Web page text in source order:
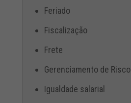
Feriado
Fiscalização
Frete
Gerenciamento de Risco
Igualdade salarial